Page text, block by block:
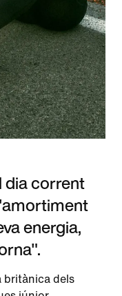
dia corrent
energia,
britànica dels